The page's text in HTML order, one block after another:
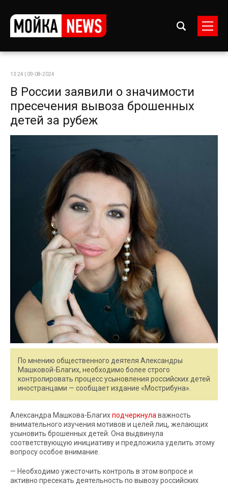
13:24 | 09-08-2024
В России заявили о значимости
пресечения вывоза брошенных
детей за рубеж
По мнению общественного деятеля Александры
Машковой-Благих, необходимо более строго
контролировать процесс усыновления российских детей
иностранцами — сообщает издание «Мострибуна».
Александра Машкова-Благихподчеркнула важность
внимательного изучения мотивов и целей лиц, желающих
усыновить брошенных детей. Она выдвинула
соответствующую инициативу и предложила уделить этому
вопросу особое внимание.
— Необходимо ужесточить контроль в этом вопросе и
активно пресекать деятельность по вывозу российских